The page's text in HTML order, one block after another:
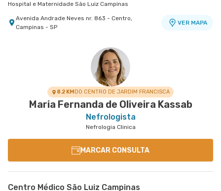
Hospital e Maternidade São Luiz Campinas
Avenida Andrade Neves nr. 863 - Centro,
Campinas - SP
VER MAPA
Rua Pedro Cunha nr. 145 Ambulatório Externo
Chácara - Vila Santista, Atibaia - SP
8.2 KMDO CENTRO DE JARDIM FRANCISCA
Maria Fernanda de Oliveira Kassab
Nefrologista
Nefrologia Clinica
MARCAR CONSULTA
Centro Médico São Luiz Campinas